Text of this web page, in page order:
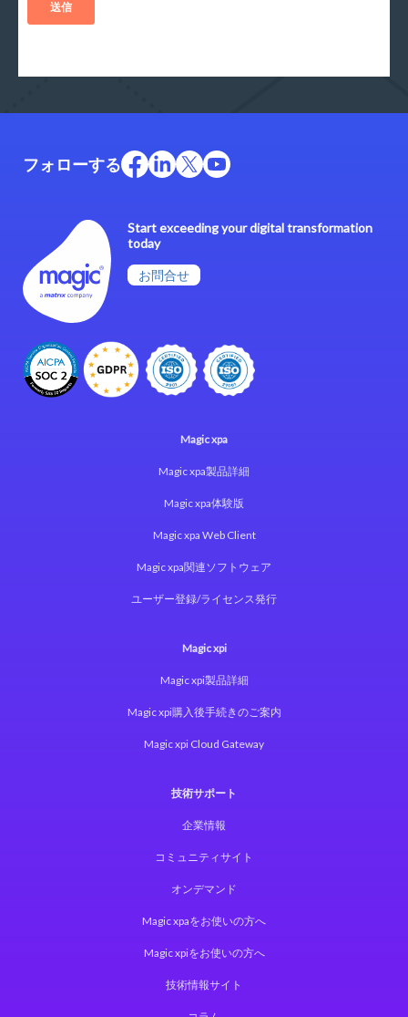
Start exceeding your digital transformation
today
お問合せ
フォローする
Magic xpa
Magic xpa製品詳細
Magic xpa体験版
Magic xpa Web Client
Magic xpa関連ソフトウェア
ユーザー登録/ライセンス発行
Magic xpi
Magic xpi製品詳細
Magic xpi購入後手続きのご案内
Magic xpi Cloud Gateway
技術サポート
企業情報
コミュニティサイト
オンデマンド
Magic xpaをお使いの方へ
Magic xpiをお使いの方へ
技術情報サイト